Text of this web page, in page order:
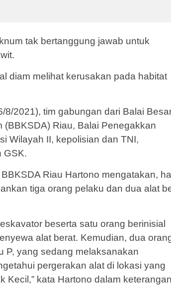
tak bertanggung jawab untuk
diam melihat kerusakan pada habitat
8/2021), tim gabungan dari Balai
(BBKSDA) Riau, Balai Penegakkan
Wilayah II, kepolisian dan TNI,
GSK.
Riau Hartono mengatakan,
tiga orang pelaku dan dua alat
beserta satu orang berinisial
alat berat. Kemudian, dua
P, yang sedang melaksanakan
pergerakan alat di lokasi yang
Kecil,” kata Hartono dalam keterangan